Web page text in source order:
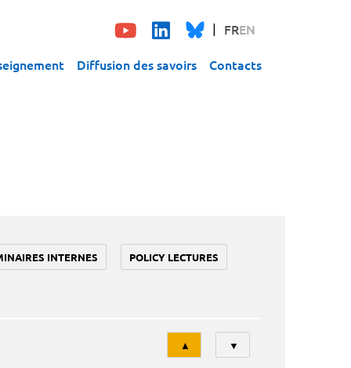
FREN
Diffusion des savoirs Contacts
INTERNES POLICY LECTURES
Tri
▲ ▼